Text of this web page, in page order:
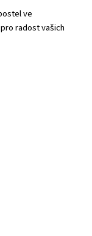
ve
radost vašich